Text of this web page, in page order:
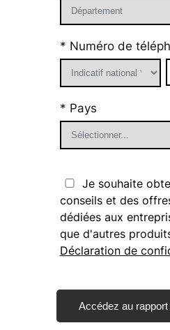
* Numéro de
* Pays
Je souhaite
conseils et des
dédiées aux
que d'autres
Déclaration de